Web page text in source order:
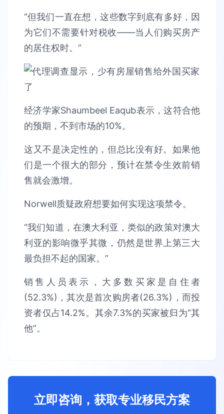
“但我们一直在想，这些数字到底有多好，因
为它们不需要针对税收——当人们购买房产
的居住权时。”
经济学家Shaumbeel Eaqub表示，这符合他
的预期，不到市场的10%。
这又不是决定性的，但总比没有好。如果他
们是一个很大的部分，预计在禁令生效前销
售就会激增。
Norwell质疑政府想要如何实现这项禁令。
“我们知道，在澳大利亚，类似的政策对澳大
利亚的影响微乎其微，仍然是世界上第三大
最负担不起的国家。”
销售人员表示，大多数买家是自住者
(52.3%)，其次是首次购房者(26.3%)，而投
资者仅占14.2%。其余7.3%的买家被归为“其
他”。
立即咨询，获取专业移民方案